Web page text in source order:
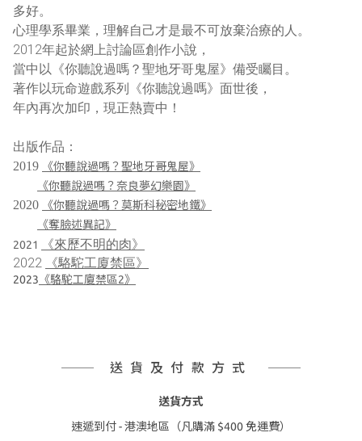
多好。
心理學系畢業，理解自己才是最不可放棄治療的人。
2012年起於網上討論區創作小說，
當中以《你聽說過嗎？聖地牙哥鬼屋》備受矚目。
著作以玩命遊戲系列《你聽說過嗎》面世後，
年內再次加印，現正熱賣中！
出版作品：
2019
《你聽說過嗎？聖地牙哥鬼屋》
《你聽說過嗎？奈良夢幻樂園》
2020
《你聽說過嗎？莫斯科秘密地鐵》
《奪臉述異記》
2021
《來歷不明的肉》
2022 《駱駝工廈禁區》
2023 《駱駝工廈禁區2》
送貨及付款方式
送貨方式
速遞到付 - 港澳地區（凡購滿 $400 免運費）